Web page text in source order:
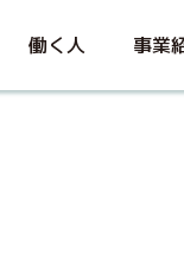
働く人 事業